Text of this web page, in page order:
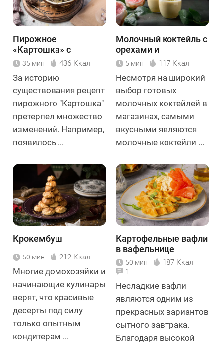
Пирожное
«Картошка» с
миндалём
35 мин 436 Ккал
За историю
существования рецепт
пирожного "Картошка"
претерпел множество
изменений. Например,
появилось ...
Молочный коктейль с
орехами и
сухофруктами
5 мин 117 Ккал
Несмотря на широкий
выбор готовых
молочных коктейлей в
магазинах, самыми
вкусными являются
молочные коктейли ...
Крокембуш
50 мин 212 Ккал
Многие домохозяйки и
начинающие кулинары
верят, что красивые
десерты под силу
только опытным
кондитерам ...
Картофельные вафли
в вафельнице
50 мин 187 Ккал
1
Несладкие вафли
являются одним из
прекрасных вариантов
сытного завтрака.
Благодаря высокой